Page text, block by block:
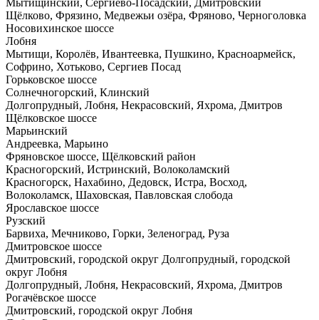
Мытищинский, Сергиево-Посадский, Дмитровский
Щёлково, Фрязино, Медвежьи озёра, Фряново, Черноголовка
Носовихинское шоссе
Лобня
Мытищи, Королёв, Ивантеевка, Пушкино, Красноармейск,
Софрино, Хотьково, Сергиев Посад
Горьковское шоссе
Солнечногорский, Клинский
Долгопрудный, Лобня, Некрасовский, Яхрома, Дмитров
Щёлковское шоссе
Марьинский
Андреевка, Марьино
Фряновское шоссе, Щёлковский район
Красногорский, Истринский, Волоколамский
Красногорск, Нахабино, Дедовск, Истра, Восход,
Волоколамск, Шаховская, Павловская слобода
Ярославское шоссе
Рузский
Барвиха, Мечниково, Горки, Зеленоград, Руза
Дмитровское шоссе
Дмитровский, городской округ Долгопрудный, городской
округ Лобня
Долгопрудный, Лобня, Некрасовский, Яхрома, Дмитров
Рогачёвское шоссе
Дмитровский, городской округ Лобня